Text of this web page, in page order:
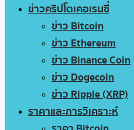
ข่าวคริปโตเคอเรนซี่
ข่าว Bitcoin
ข่าว Ethereum
ข่าว Binance Coin
ข่าว Dogecoin
ข่าว Ripple (XRP)
ราคาและการวิเคราะห์